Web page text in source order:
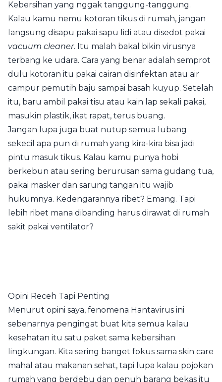
Kebersihan yang nggak tanggung-tanggung.
Kalau kamu nemu kotoran tikus di rumah, jangan
langsung disapu pakai sapu lidi atau disedot pakai
vacuum cleaner. Itu malah bakal bikin virusnya
terbang ke udara. Cara yang benar adalah semprot
dulu kotoran itu pakai cairan disinfektan atau air
campur pemutih baju sampai basah kuyup. Setelah
itu, baru ambil pakai tisu atau kain lap sekali pakai,
masukin plastik, ikat rapat, terus buang.
Jangan lupa juga buat nutup semua lubang
sekecil apa pun di rumah yang kira-kira bisa jadi
pintu masuk tikus. Kalau kamu punya hobi
berkebun atau sering berurusan sama gudang tua,
pakai masker dan sarung tangan itu wajib
hukumnya. Kedengarannya ribet? Emang. Tapi
lebih ribet mana dibanding harus dirawat di rumah
sakit pakai ventilator?
Opini Receh Tapi Penting
Menurut opini saya, fenomena Hantavirus ini
sebenarnya pengingat buat kita semua kalau
kesehatan itu satu paket sama kebersihan
lingkungan. Kita sering banget fokus sama skin care
mahal atau makanan sehat, tapi lupa kalau pojokan
rumah yang berdebu dan penuh barang bekas itu